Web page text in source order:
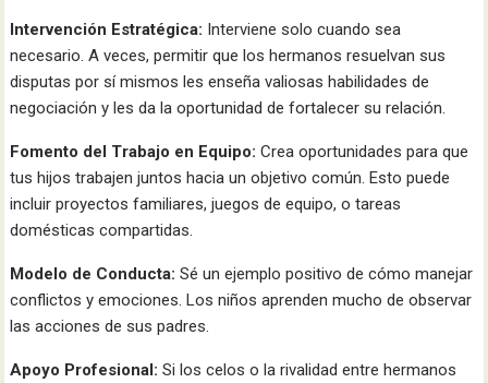
Intervención Estratégica: Interviene solo cuando sea
necesario. A veces, permitir que los hermanos resuelvan sus
disputas por sí mismos les enseña valiosas habilidades de
negociación y les da la oportunidad de fortalecer su relación.
Fomento del Trabajo en Equipo: Crea oportunidades para que
tus hijos trabajen juntos hacia un objetivo común. Esto puede
incluir proyectos familiares, juegos de equipo, o tareas
domésticas compartidas.
Modelo de Conducta: Sé un ejemplo positivo de cómo manejar
conflictos y emociones. Los niños aprenden mucho de observar
las acciones de sus padres.
Apoyo Profesional: Si los celos o la rivalidad entre hermanos